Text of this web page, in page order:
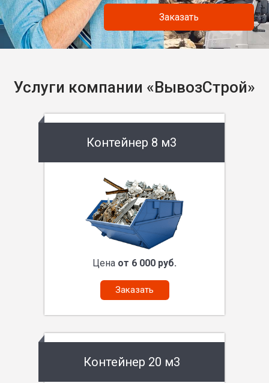
Заказать
Услуги компании «ВывозСтрой»
Контейнер 8 м3
Цена от 6 000 руб.
Заказать
Контейнер 20 м3